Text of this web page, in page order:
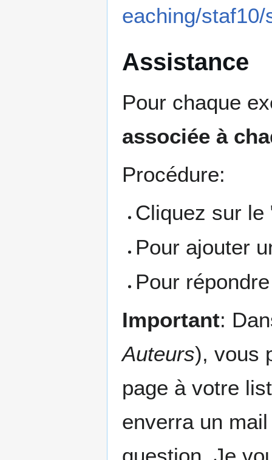
eaching/
Assistance
Pour chaque
associée à
Procédure:
Cliquez sur le
Pour ajouter
Pour
Important:
Auteurs), vous
page à votre
enverra un